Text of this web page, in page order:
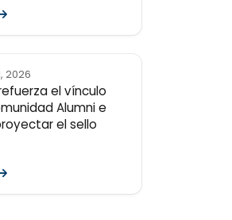
2026
el vínculo
Alumni e
el sello